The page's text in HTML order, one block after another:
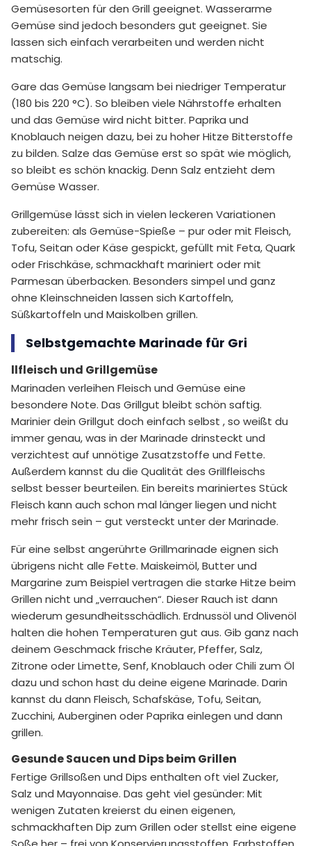
Gemüsesorten für den Grill geeignet. Wasserarme
Gemüse sind jedoch besonders gut geeignet. Sie
lassen sich einfach verarbeiten und werden nicht
matschig.
Gare das Gemüse langsam bei niedriger Temperatur
(180 bis 220 °C). So bleiben viele Nährstoffe erhalten
und das Gemüse wird nicht bitter. Paprika und
Knoblauch neigen dazu, bei zu hoher Hitze Bitterstoffe
zu bilden. Salze das Gemüse erst so spät wie möglich,
so bleibt es schön knackig. Denn Salz entzieht dem
Gemüse Wasser.
Grillgemüse lässt sich in vielen leckeren Variationen
zubereiten: als Gemüse-Spieße – pur oder mit Fleisch,
Tofu, Seitan oder Käse gespickt, gefüllt mit Feta, Quark
oder Frischkäse, schmackhaft mariniert oder mit
Parmesan überbacken. Besonders simpel und ganz
ohne Kleinschneiden lassen sich Kartoffeln,
Süßkartoffeln und Maiskolben grillen.
Selbstgemachte Marinade für Gri
llfleisch und Grillgemüse
Marinaden verleihen Fleisch und Gemüse eine
besondere Note. Das Grillgut bleibt schön saftig.
Marinier dein Grillgut doch einfach selbst , so weißt du
immer genau, was in der Marinade drinsteckt und
verzichtest auf unnötige Zusatzstoffe und Fette.
Außerdem kannst du die Qualität des Grillfleischs
selbst besser beurteilen. Ein bereits mariniertes Stück
Fleisch kann auch schon mal länger liegen und nicht
mehr frisch sein – gut versteckt unter der Marinade.
Für eine selbst angerührte Grillmarinade eignen sich
übrigens nicht alle Fette. Maiskeimöl, Butter und
Margarine zum Beispiel vertragen die starke Hitze beim
Grillen nicht und „verrauchen“. Dieser Rauch ist dann
wiederum gesundheitsschädlich. Erdnussöl und Olivenöl
halten die hohen Temperaturen gut aus. Gib ganz nach
deinem Geschmack frische Kräuter, Pfeffer, Salz,
Zitrone oder Limette, Senf, Knoblauch oder Chili zum Öl
dazu und schon hast du deine eigene Marinade. Darin
kannst du dann Fleisch, Schafskäse, Tofu, Seitan,
Zucchini, Auberginen oder Paprika einlegen und dann
grillen.
Gesunde Saucen und Dips beim Grillen
Fertige Grillsoßen und Dips enthalten oft viel Zucker,
Salz und Mayonnaise. Das geht viel gesünder: Mit
wenigen Zutaten kreierst du einen eigenen,
schmackhaften Dip zum Grillen oder stellst eine eigene